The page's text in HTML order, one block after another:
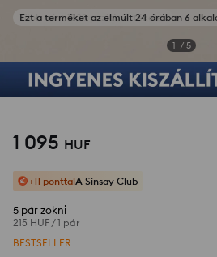
Ezt a terméket az elmúlt 24 órában 6
Fotók az értékelésekből
1 / 5
1 095 HUF
+11 ponttalA Sinsay Club
5 pár zokni
215 HUF /1 pár
BESTSELLER